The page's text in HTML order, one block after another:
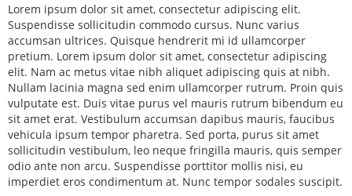
ABOUT US
CONTACT
Lorem ipsum dolor sit amet, consectetur adipiscing elit.
Suspendisse sollicitudin commodo cursus. Nunc varius
accumsan ultrices. Quisque hendrerit mi id ullamcorper
pretium. Lorem ipsum dolor sit amet, consectetur adipiscing
elit. Nam ac metus vitae nibh aliquet adipiscing quis at nibh.
Nullam lacinia magna sed enim ullamcorper rutrum. Proin quis
vulputate est. Duis vitae purus vel mauris rutrum bibendum eu
sit amet erat. Vestibulum accumsan dapibus mauris, faucibus
vehicula ipsum tempor pharetra. Sed porta, purus sit amet
sollicitudin vestibulum, leo neque fringilla mauris, quis semper
odio ante non arcu. Suspendisse porttitor mollis nisi, eu
imperdiet eros condimentum at. Nunc tempor sodales suscipit.